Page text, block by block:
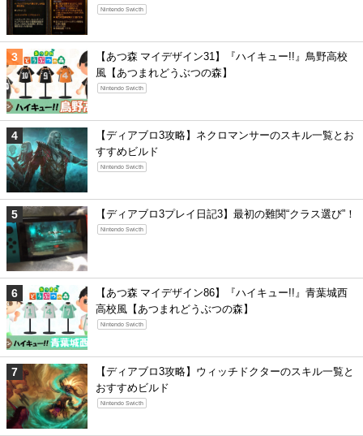
Nintendo Swicth
【あつ森 マイデザイン31】『ハイキュー!!』鳥野高校
風【あつまれどうぶつの森】
Nintendo Swicth
【ディアブロ3攻略】ネクロマンサーのスキル一覧とお
すすめビルド
Nintendo Swicth
【ディアブロ3プレイ日記3】最初の難関“クラス選び”！
Nintendo Swicth
【あつ森 マイデザイン86】『ハイキュー!!』青葉城西
高校風【あつまれどうぶつの森】
Nintendo Swicth
【ディアブロ3攻略】ウィッチドクターのスキル一覧と
おすすめビルド
Nintendo Swicth